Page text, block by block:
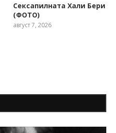
Сексапилната Хали Бери
(ФОТО)
август 7, 2026